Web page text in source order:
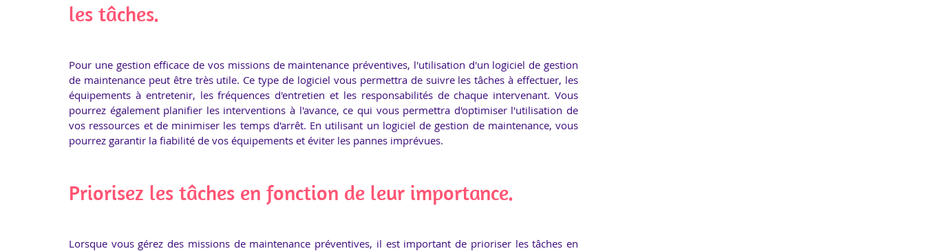
les tâches.
Pour une gestion efficace de vos missions de maintenance préventives, l'utilisation d'un logiciel de gestion
de maintenance peut être très utile. Ce type de logiciel vous permettra de suivre les tâches à effectuer, les
équipements à entretenir, les fréquences d'entretien et les responsabilités de chaque intervenant. Vous
pourrez également planifier les interventions à l'avance, ce qui vous permettra d'optimiser l'utilisation de
vos ressources et de minimiser les temps d'arrêt. En utilisant un logiciel de gestion de maintenance, vous
pourrez garantir la fiabilité de vos équipements et éviter les pannes imprévues.
Priorisez les tâches en fonction de leur importance.
Lorsque vous gérez des missions de maintenance préventives, il est important de prioriser les tâches en